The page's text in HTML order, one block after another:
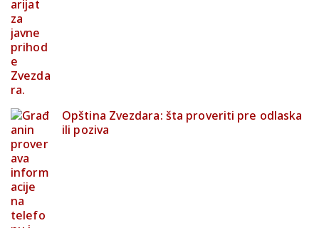
Opština Zvezdara: šta proveriti pre odlaska
ili poziva